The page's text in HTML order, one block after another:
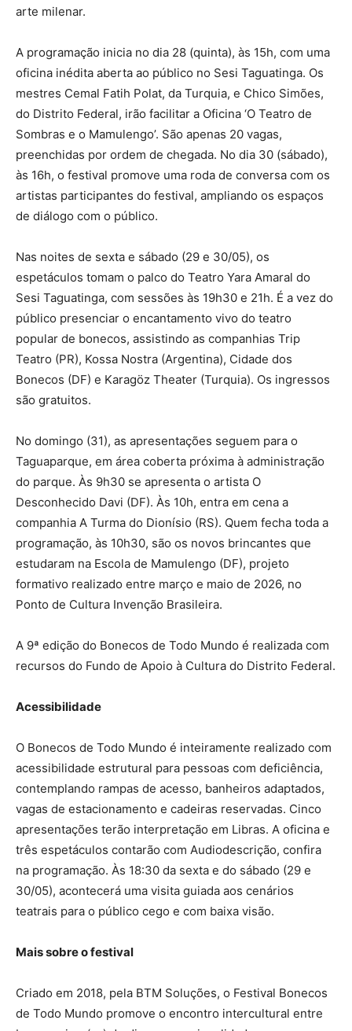
arte milenar.
A programação inicia no dia 28 (quinta), às 15h, com uma
oficina inédita aberta ao público no Sesi Taguatinga. Os
mestres Cemal Fatih Polat, da Turquia, e Chico Simões,
do Distrito Federal, irão facilitar a Oficina ‘O Teatro de
Sombras e o Mamulengo’. São apenas 20 vagas,
preenchidas por ordem de chegada. No dia 30 (sábado),
às 16h, o festival promove uma roda de conversa com os
artistas participantes do festival, ampliando os espaços
de diálogo com o público.
Nas noites de sexta e sábado (29 e 30/05), os
espetáculos tomam o palco do Teatro Yara Amaral do
Sesi Taguatinga, com sessões às 19h30 e 21h. É a vez do
público presenciar o encantamento vivo do teatro
popular de bonecos, assistindo as companhias Trip
Teatro (PR), Kossa Nostra (Argentina), Cidade dos
Bonecos (DF) e Karagöz Theater (Turquia). Os ingressos
são gratuitos.
No domingo (31), as apresentações seguem para o
Taguaparque, em área coberta próxima à administração
do parque. Às 9h30 se apresenta o artista O
Desconhecido Davi (DF). Às 10h, entra em cena a
companhia A Turma do Dionísio (RS). Quem fecha toda a
programação, às 10h30, são os novos brincantes que
estudaram na Escola de Mamulengo (DF), projeto
formativo realizado entre março e maio de 2026, no
Ponto de Cultura Invenção Brasileira.
A 9ª edição do Bonecos de Todo Mundo é realizada com
recursos do Fundo de Apoio à Cultura do Distrito Federal.
Acessibilidade
O Bonecos de Todo Mundo é inteiramente realizado com
acessibilidade estrutural para pessoas com deficiência,
contemplando rampas de acesso, banheiros adaptados,
vagas de estacionamento e cadeiras reservadas. Cinco
apresentações terão interpretação em Libras. A oficina e
três espetáculos contarão com Audiodescrição, confira
na programação. Às 18:30 da sexta e do sábado (29 e
30/05), acontecerá uma visita guiada aos cenários
teatrais para o público cego e com baixa visão.
Mais sobre o festival
Criado em 2018, pela BTM Soluções, o Festival Bonecos
de Todo Mundo promove o encontro intercultural entre